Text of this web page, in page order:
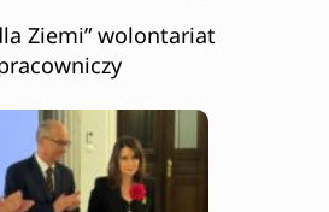
Ziemi” wolontariat